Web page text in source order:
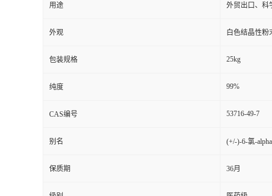
用途 外贸出口、科
外观 白色结晶性粉
包装规格 25kg
纯度 99%
CAS编号 53716-49-7
别名 (+/-)-6-氯-
保质期 36月